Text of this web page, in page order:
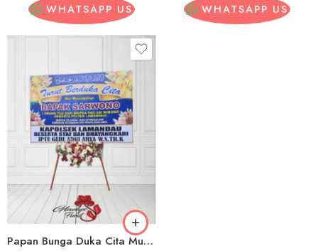
WHATSAPP US
WHATSAPP US
Papan Bunga Duka Cita MurahSukaluyu